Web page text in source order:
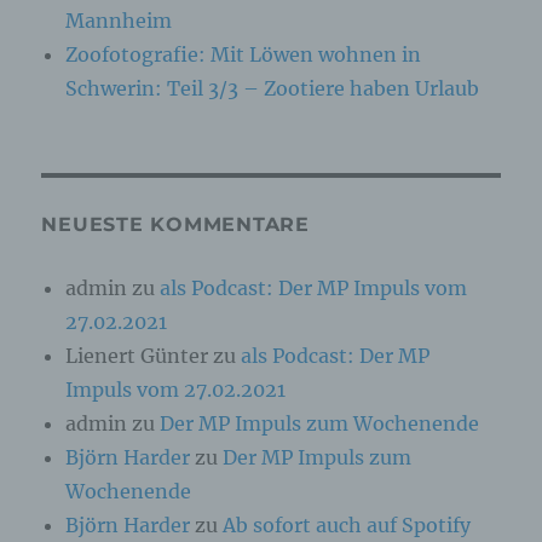
Mannheim
Zoofotografie: Mit Löwen wohnen in
Schwerin: Teil 3/3 – Zootiere haben Urlaub
NEUESTE KOMMENTARE
admin zu als Podcast: Der MP Impuls vom
27.02.2021
Lienert Günter zu als Podcast: Der MP
Impuls vom 27.02.2021
admin zu Der MP Impuls zum Wochenende
Björn Harder zu Der MP Impuls zum
Wochenende
Björn Harder zu Ab sofort auch auf Spotify
Kennung wie einem Namen, zu einer
Online-Kennung oder zu einem oder mehreren
besonderen Merkmalen, die Ausdruck der
physischen, physiologischen, genetischen,
Betroffene Person ist jede identifizierte oder
identifizierbare natürliche Person, deren
personenbezogene Daten von dem für die
Verarbeitung Verantwortlichen verarbeitet
werden.
c) Verarbeitung
Verarbeitung ist jeder mit oder ohne Hilfe